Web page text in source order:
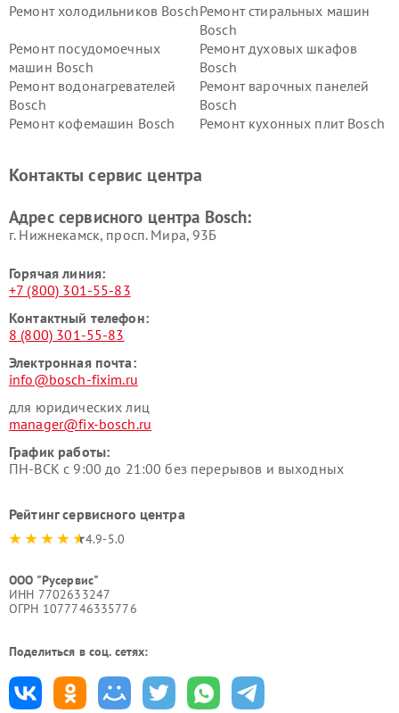
Ремонт холодильников BoschРемонт стиральных машин
Bosch
Ремонт посудомоечных
машин Bosch
Ремонт духовых шкафов
Bosch
Ремонт водонагревателей
Bosch
Ремонт варочных панелей
Bosch
Ремонт кофемашин Bosch
Ремонт кухонных плит Bosch
Ремонт сушильных автоматовРемонт морозильных камер
Контакты сервис центра
Адрес сервисного центра Bosch:
г. Нижнекамск, просп. Мира, 93Б
Горячая линия:
+7 (800) 301-55-83
Контактный телефон:
8 (800) 301-55-83
Электронная почта:
info@bosch-fixim.ru
для юридических лиц
manager@fix-bosch.ru
График работы:
ПН-ВСК с 9:00 до 21:00 без перерывов и выходных
Рейтинг сервисного центра
4.9-5.0
ООО "Русервис"
ИНН 7702633247
ОГРН 1077746335776
Поделиться в соц. сетях: